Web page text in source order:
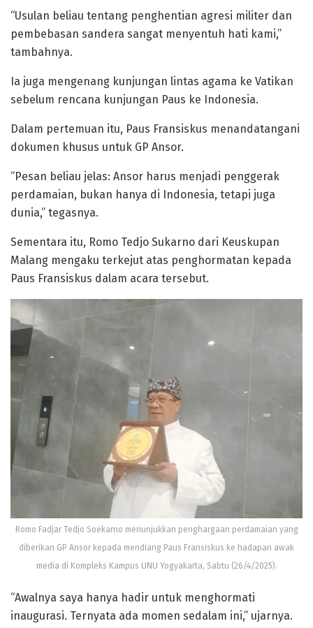
“Usulan beliau tentang penghentian agresi militer dan
pembebasan sandera sangat menyentuh hati kami,”
tambahnya.
Ia juga mengenang kunjungan lintas agama ke Vatikan
sebelum rencana kunjungan Paus ke Indonesia.
Dalam pertemuan itu, Paus Fransiskus menandatangani
dokumen khusus untuk GP Ansor.
“Pesan beliau jelas: Ansor harus menjadi penggerak
perdamaian, bukan hanya di Indonesia, tetapi juga
dunia,” tegasnya.
Sementara itu, Romo Tedjo Sukarno dari Keuskupan
Malang mengaku terkejut atas penghormatan kepada
Paus Fransiskus dalam acara tersebut.
Romo Fadjar Tedjo Soekarno menunjukkan penghargaan perdamaian yang
diberikan GP Ansor kepada mendiang Paus Fransiskus ke hadapan awak
media di Kompleks Kampus UNU Yogyakarta, Sabtu (26/4/2025).
“Awalnya saya hanya hadir untuk menghormati
inaugurasi. Ternyata ada momen sedalam ini,” ujarnya.